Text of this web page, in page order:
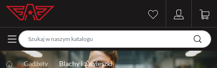
Gadżety Blachy i zawieszki